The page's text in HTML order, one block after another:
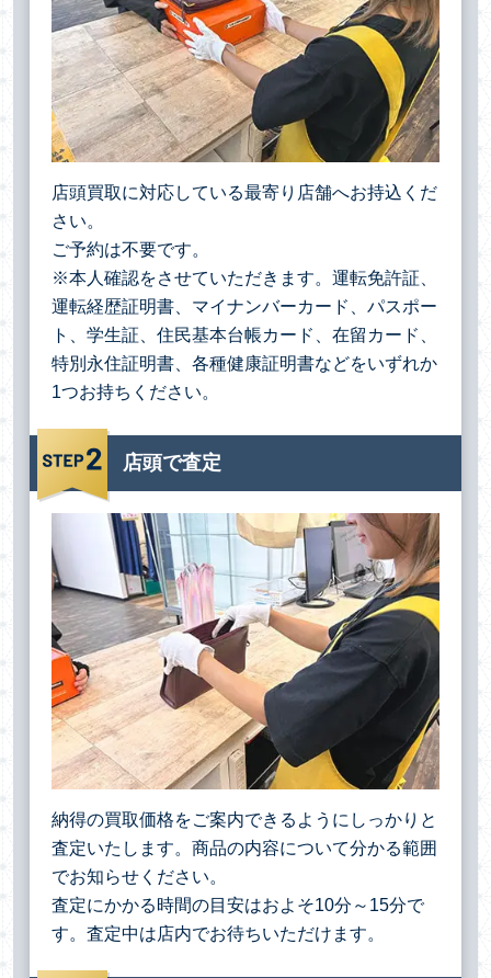
店頭買取に対応している最寄り店舗へお持込くだ
さい。
ご予約は不要です。
※本人確認をさせていただきます。運転免許証、
運転経歴証明書、マイナンバーカード、パスポー
ト、学生証、住民基本台帳カード、在留カード、
特別永住証明書、各種健康証明書などをいずれか
1つお持ちください。
店頭で査定
納得の買取価格をご案内できるようにしっかりと
査定いたします。商品の内容について分かる範囲
でお知らせください。
査定にかかる時間の目安はおよそ10分～15分で
す。査定中は店内でお待ちいただけます。